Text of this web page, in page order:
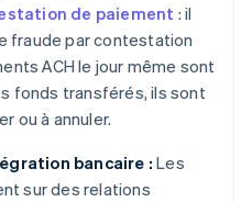
de paiement : il
fraude par contestation
ACH le jour même sont
fonds transférés, ils sont
ou à annuler.
bancaire : Les
sur des relations